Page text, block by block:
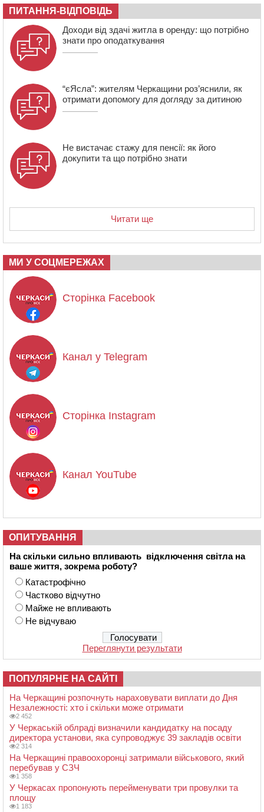
06 СЕРПНЯ 2026, ЧЕТВЕР
21:13 Вісім медалей, з яких чотири золоті: черкаські
спортсмени тріумфували на чемпіонаті України
ПИТАННЯ-ВІДПОВІДЬ
Доходи від здачі житла в оренду: що потрібно
знати про оподаткування
“єЯсла”: жителям Черкащини роз’яснили, як
отримати допомогу для догляду за дитиною
Не вистачає стажу для пенсії: як його
докупити та що потрібно знати
Читати ще
МИ У СОЦМЕРЕЖАХ
Сторінка Facebook
Канал у Telegram
Сторінка Instagram
Канал YouTube
ОПИТУВАННЯ
На скільки сильно впливають відключення світла на
ваше життя, зокрема роботу?
Катастрофічно
Частково відчутно
Майже не впливають
Не відчуваю
Переглянути результати
ПОПУЛЯРНЕ НА САЙТІ
На Черкащині розпочнуть нараховувати виплати до Дня
Незалежності: хто і скільки може отримати
2 452
У Черкаській облраді визначили кандидатку на посаду
директора установи, яка супроводжує 39 закладів освіти
2 314
На Черкащині правоохоронці затримали військового, який
перебував у СЗЧ
1 358
У Черкасах пропонують перейменувати три провулки та
площу
1 183